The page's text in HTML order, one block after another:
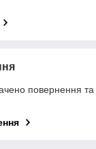
повернення та